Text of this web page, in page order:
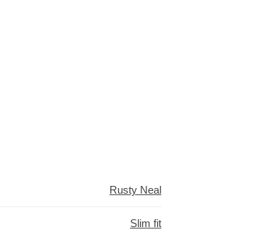
Rusty Neal
Slim fit